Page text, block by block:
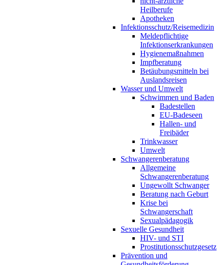
Heilberufe
Apotheken
Infektionsschutz/Reisemedizin
Meldepflichtige
Infektionserkrankungen
Hygienemaßnahmen
Impfberatung
Betäubungsmitteln bei
Auslandsreisen
Wasser und Umwelt
Schwimmen und Baden
Badestellen
EU-Badeseen
Hallen- und
Freibäder
Trinkwasser
Umwelt
Schwangerenberatung
Allgemeine
Schwangerenberatung
Ungewollt Schwanger
Beratung nach Geburt
Krise bei
Schwangerschaft
Sexualpädagogik
Sexuelle Gesundheit
HIV- und STI
Prostitutionsschutzgesetz
Prävention und